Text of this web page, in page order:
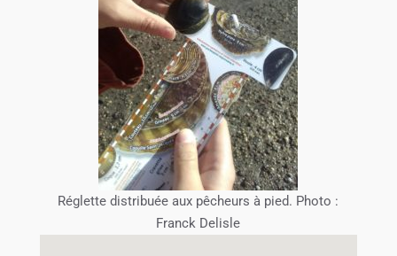
Réglette distribuée aux pêcheurs à pied. Photo :
Franck Delisle